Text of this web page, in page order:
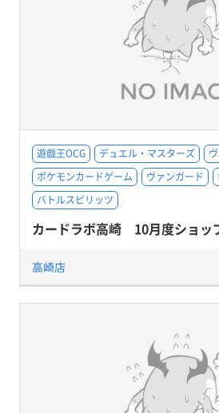
遊戯王OCG デュエル・マスターズ
ポケモンカードゲーム
ヴァンガード
バトルスピリッツ
カードラボ高崎 10月度ショッ
高崎店